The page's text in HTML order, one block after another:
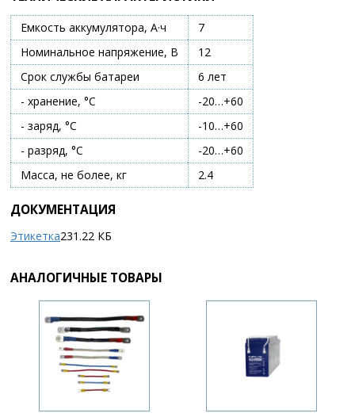
Емкость аккумулятора, А·ч
7
Номинальное напряжение, В
12
Срок службы батареи
6 лет
- хранение, °C
-20…+60
- заряд, °C
-10…+60
- разряд, °C
-20…+60
Масса, не более, кг
2.4
ДОКУМЕНТАЦИЯ
Этикетка231.22 КБ
АНАЛОГИЧНЫЕ ТОВАРЫ